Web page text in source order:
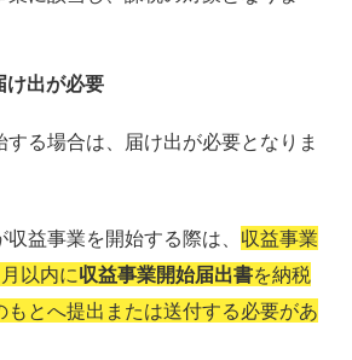
け出が必要
する場合は、届け出が必要となりま
益事業を開始する際は、 収益事業
以内に収益事業開始届出書を納税
もとへ提出または送付する必要があ